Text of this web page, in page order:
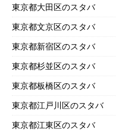
東京都大田区のスタバ
東京都文京区のスタバ
東京都新宿区のスタバ
東京都杉並区のスタバ
東京都板橋区のスタバ
東京都江戸川区のスタバ
東京都江東区のスタバ